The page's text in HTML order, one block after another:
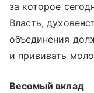
за которое
Власть,
объединения
и прививать
Весомый вклад